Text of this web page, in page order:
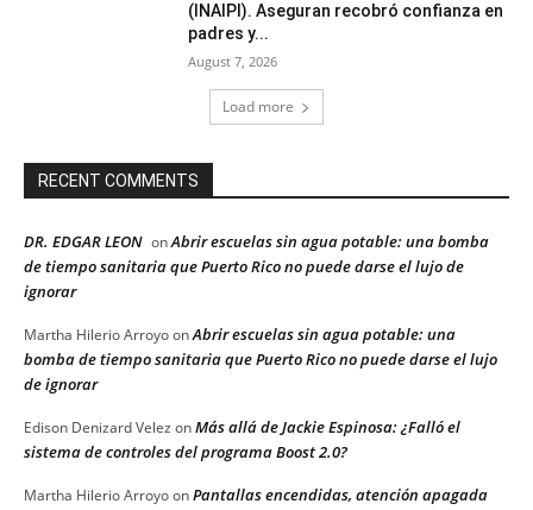
(INAIPI). Aseguran recobró confianza en
padres y...
August 7, 2026
Load more
RECENT COMMENTS
DR. EDGAR LEON onAbrir escuelas sin agua potable: una bomba
de tiempo sanitaria que Puerto Rico no puede darse el lujo de
ignorar
Martha Hilerio ArroyoonAbrir escuelas sin agua potable: una
bomba de tiempo sanitaria que Puerto Rico no puede darse el lujo
de ignorar
Edison Denizard Velez onMás allá de Jackie Espinosa: ¿Falló el
sistema de controles del programa Boost 2.0?
Martha Hilerio ArroyoonPantallas encendidas, atención apagada